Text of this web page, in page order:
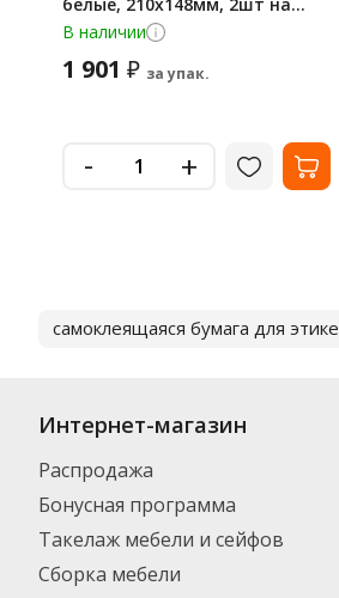
листе А4, 25 листов
В наличии
1 901 ₽ за упак.
- +
самоклеящаяся бумага для
Интернет-магазин
Распродажа
Бонусная программа
Такелаж мебели и сейфов
Сборка мебели